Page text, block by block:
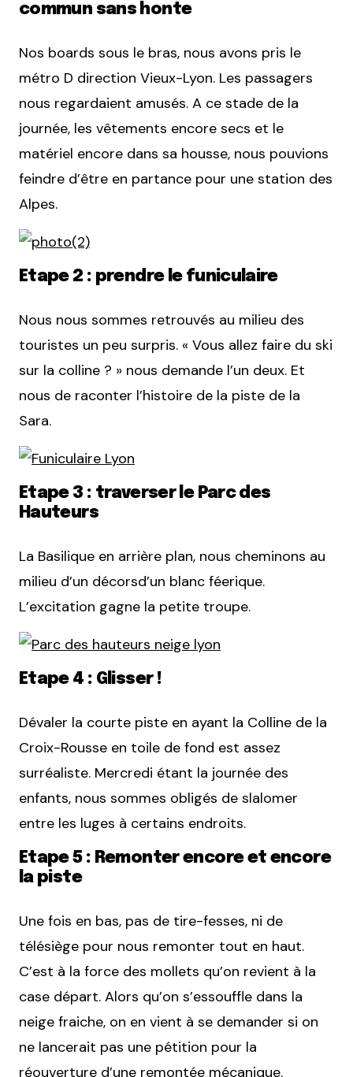
commun sans honte
Nos boards sous le bras, nous avons pris le
métro D direction Vieux-Lyon. Les passagers
nous regardaient amusés. A ce stade de la
journée, les vêtements encore secs et le
matériel encore dans sa housse, nous pouvions
feindre d’être en partance pour une station des
Alpes.
Etape 2 : prendre le funiculaire
Nous nous sommes retrouvés au milieu des
touristes un peu surpris. « Vous allez faire du ski
sur la colline ? » nous demande l’un deux. Et
nous de raconter l’histoire de la piste de la
Sara.
Etape 3 : traverser le Parc des
Hauteurs
La Basilique en arrière plan, nous cheminons au
milieu d’un décorsd’un blanc féerique.
L’excitation gagne la petite troupe.
Etape 4 : Glisser !
Dévaler la courte piste en ayant la Colline de la
Croix-Rousse en toile de fond est assez
surréaliste. Mercredi étant la journée des
enfants, nous sommes obligés de slalomer
entre les luges à certains endroits.
Etape 5 : Remonter encore et encore
la piste
Une fois en bas, pas de tire-fesses, ni de
télésiège pour nous remonter tout en haut.
C’est à la force des mollets qu’on revient à la
case départ. Alors qu’on s’essouffle dans la
neige fraiche, on en vient à se demander si on
ne lancerait pas une pétition pour la
réouverture d’une remontée mécanique.